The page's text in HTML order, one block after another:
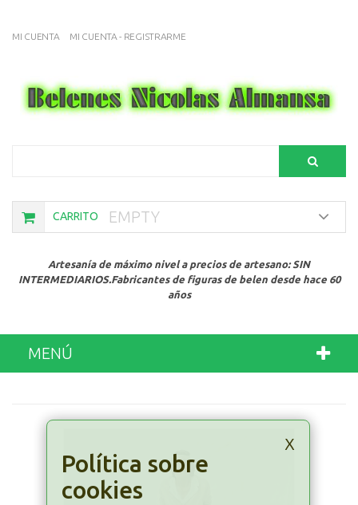
MI CUENTA MI CUENTA - REGISTRARME
CARRITO EMPTY
Artesanía de máximo nivel a precios de artesano: SIN
INTERMEDIARIOS.Fabricantes de figuras de belen desde hace 60
años
MENÚ
x
Política sobre
cookies